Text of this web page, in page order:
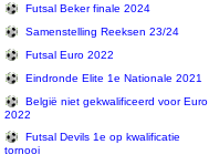
Futsal Beker finale 2024
Samenstelling Reeksen 23/24
Futsal Euro 2022
Eindronde Elite 1e Nationale 2021
België niet gekwalificeerd voor Euro
2022
Futsal Devils 1e op kwalificatie
tornooi